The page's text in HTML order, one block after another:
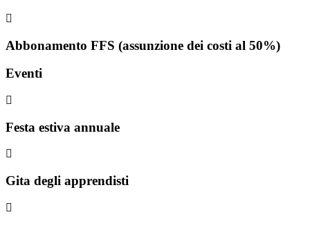
Abbonamento FFS (assunzione dei costi al 50%)
Eventi
Festa estiva annuale
Gita degli apprendisti